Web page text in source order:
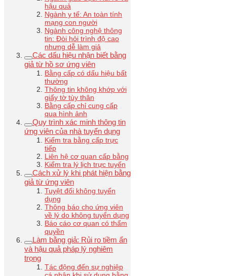
hậu quả
Ngành y tế: An toàn tính
mạng con người
Ngành công nghệ thông
tin: Đòi hỏi trình độ cao
nhưng dễ làm giả
Các dấu hiệu nhận biết bằng
giả từ hồ sơ ứng viên
Bằng cấp có dấu hiệu bất
thường
Thông tin không khớp với
giấy tờ tùy thân
Bằng cấp chỉ cung cấp
qua hình ảnh
Quy trình xác minh thông tin
ứng viên của nhà tuyển dụng
Kiểm tra bằng cấp trực
tiếp
Liên hệ cơ quan cấp bằng
Kiểm tra lý lịch trực tuyến
Cách xử lý khi phát hiện bằng
giả từ ứng viên
Tuyệt đối không tuyển
dụng
Thông báo cho ứng viên
về lý do không tuyển dụng
Báo cáo cơ quan có thẩm
quyền
Làm bằng giả: Rủi ro tiềm ẩn
và hậu quả pháp lý nghiêm
trọng
Tác động đến sự nghiệp